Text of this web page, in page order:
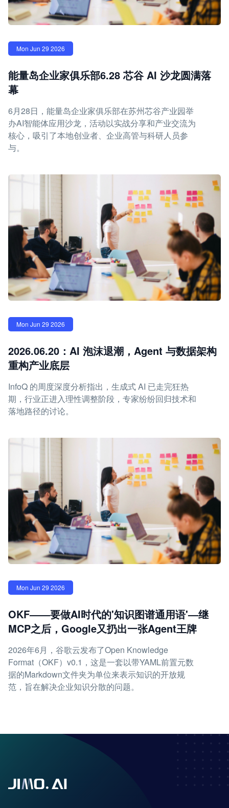
Mon Jun 29 2026
能量岛企业家俱乐部6.28 芯谷 AI 沙龙圆满落
幕
6月28日，能量岛企业家俱乐部在苏州芯谷产业园举
办AI智能体应用沙龙，活动以实战分享和产业交流为
核心，吸引了本地创业者、企业高管与科研人员参
与。
Mon Jun 29 2026
2026.06.20：AI 泡沫退潮，Agent 与数据架构
重构产业底层
InfoQ 的周度深度分析指出，生成式 AI 已走完狂热
期，行业正进入理性调整阶段，专家纷纷回归技术和
落地路径的讨论。
Mon Jun 29 2026
OKF——要做AI时代的'知识图谱通用语'—继
MCP之后，Google又扔出一张Agent王牌
2026年6月，谷歌云发布了Open Knowledge
Format（OKF）v0.1，这是一套以带YAML前置元数
据的Markdown文件夹为单位来表示知识的开放规
范，旨在解决企业知识分散的问题。